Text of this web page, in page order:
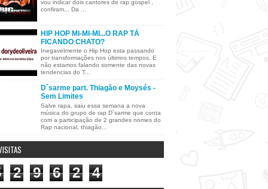
vou indicar dois cantores de rap gospel ,
confiram... Da ...
HIP HOP MI-MI-MI...O RAP TÁ
FICANDO CHATO?
Inegavelmente o Hip Hop esta passando
por transformações nos últimos tempos. E
não estamos falando somente das novas
tendencias do T...
D´sarme part. Thiagão e Moysés -
Sem Limites
Salve rapa, saiu essa semana a nova
música do grupo de rap D´sarme que conta
com a participação de 2 grandes nomes do
Rap nacional, thiagão...
2 9 6 2 4